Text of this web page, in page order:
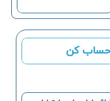
حساب کن